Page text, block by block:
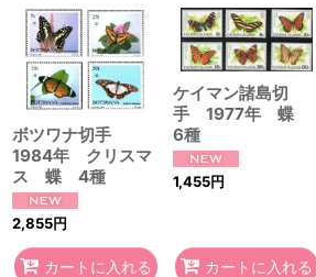
ボツワナ切手
1984年 クリスマ
ス 蝶 4種
2,855円
カートに入れる
ケイマン諸島切
手 1977年 蝶
6種
1,455円
カートに入れる